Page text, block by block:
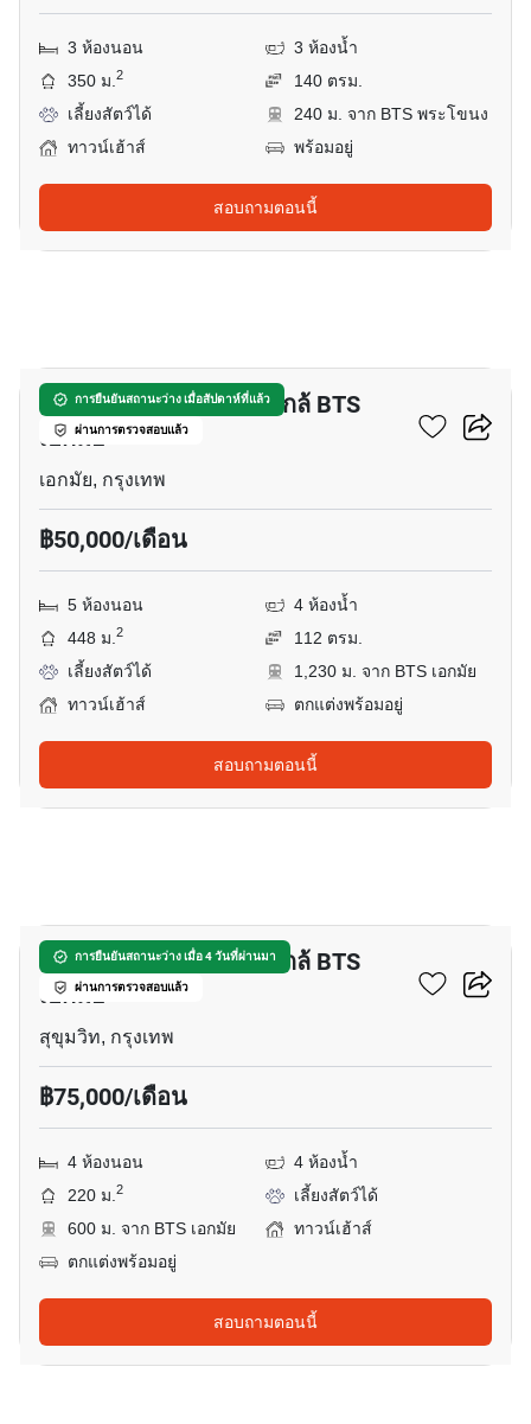
3 ห้องนอน
3 ห้องน้ำ
350 ม.2
140 ตรม.
เลี้ยงสัตว์ได้
240 ม. จาก BTS พระโขนง
ทาวน์เฮ้าส์
พร้อมอยู่
สอบถามตอนนี้
การยืนยันสถานะว่าง เมื่อสัปดาห์ที่แล้ว
ผ่านการตรวจสอบแล้ว
ทาวน์เฮ้าส์ 5-ห้องนอน ใกล้ BTS
เอกมัย
เอกมัย, กรุงเทพ
฿50,000/เดือน
5 ห้องนอน
4 ห้องน้ำ
448 ม.2
112 ตรม.
เลี้ยงสัตว์ได้
1,230 ม. จาก BTS เอกมัย
ทาวน์เฮ้าส์
ตกแต่งพร้อมอยู่
สอบถามตอนนี้
การยืนยันสถานะว่าง เมื่อ 4 วันที่ผ่านมา
ผ่านการตรวจสอบแล้ว
ทาวน์เฮ้าส์ 4-ห้องนอน ใกล้ BTS
เอกมัย
สุขุมวิท, กรุงเทพ
฿75,000/เดือน
4 ห้องนอน
4 ห้องน้ำ
220 ม.2
เลี้ยงสัตว์ได้
600 ม. จาก BTS เอกมัย
ทาวน์เฮ้าส์
ตกแต่งพร้อมอยู่
สอบถามตอนนี้